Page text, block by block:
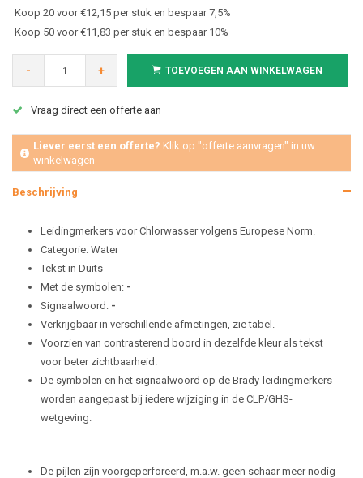
Koop 20 voor €12,15 per stuk en bespaar 7,5%
Koop 50 voor €11,83 per stuk en bespaar 10%
- + TOEVOEGEN AAN WINKELWAGEN
Vraag direct een offerte aan
Liever eerst een offerte? Klik op "offerte aanvragen" in uw
winkelwagen
Beschrijving
Leidingmerkers voor Chlorwasser volgens Europese Norm.
Categorie: Water
Tekst in Duits
Met de symbolen: -
Signaalwoord: -
Verkrijgbaar in verschillende afmetingen, zie tabel.
Voorzien van contrasterend boord in dezelfde kleur als tekst
voor beter zichtbaarheid.
De symbolen en het signaalwoord op de Brady-leidingmerkers
worden aangepast bij iedere wijziging in de CLP/GHS-
wetgeving.
De pijlen zijn voorgeperforeerd, m.a.w. geen schaar meer nodig